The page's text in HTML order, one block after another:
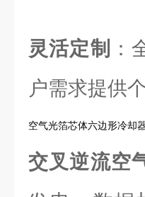
灵活定制
：
户需求提供
空气光箔芯体六边形冷却
交叉逆流空